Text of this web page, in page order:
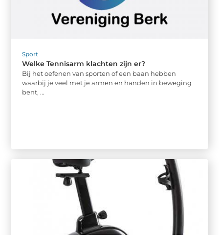
Sport
Welke Tennisarm klachten zijn er?
Bij het oefenen van sporten of een baan hebben
waarbij je veel met je armen en handen in beweging
bent, ...